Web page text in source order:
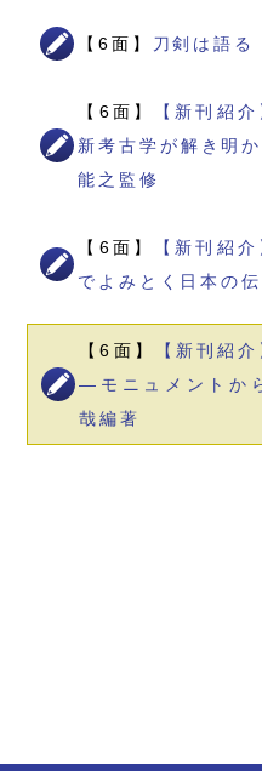
【6面】 刀剣は語
【6面】
【新刊紹
新考古学が解き明
能之監修
【6面】
【新刊紹
でよみとく日本の
【6面】
【新刊紹
―モニュメントか
哉編著